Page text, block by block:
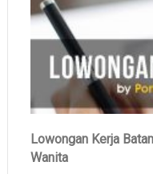
Lowongan Kerja
Wanita